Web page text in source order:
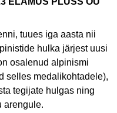
tuues iga aasta nii
hulka järjest uusi
osalenud alpinismi
selles medalikohtadele),
tegijate hulgas ning
arengule.